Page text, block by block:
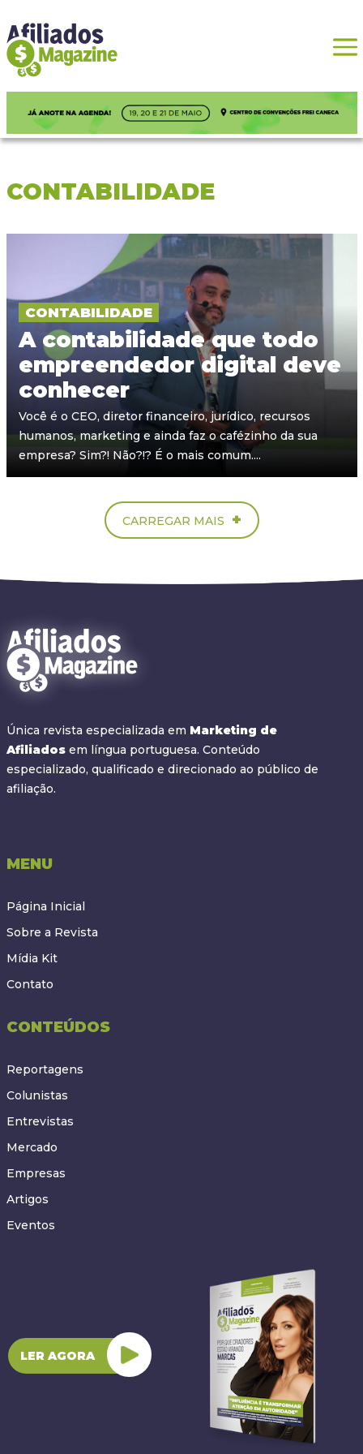
CONTABILIDADE
CONTABILIDADE
A contabilidade que todo
empreendedor digital deve
conhecer
Você é o CEO, diretor financeiro, jurídico, recursos
humanos, marketing e ainda faz o cafézinho da sua
empresa? Sim?! Não?!? É o mais comum....
CARREGAR MAIS +
Única revista especializada em Marketing de
Afiliados em língua portuguesa. Conteúdo
especializado, qualificado e direcionado ao público de
afiliação.
MENU
Página Inicial
Sobre a Revista
Mídia Kit
Contato
CONTEÚDOS
Reportagens
Colunistas
Entrevistas
Mercado
Empresas
Artigos
Eventos
LER AGORA